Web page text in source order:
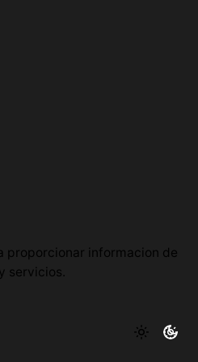
proporcionar informacion de
y servicios.